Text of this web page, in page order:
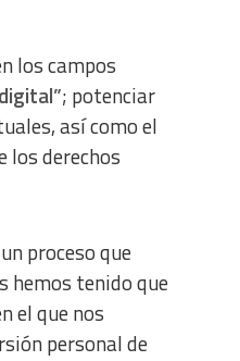
los campos
; potenciar
así como el
los derechos
proceso que
hemos tenido que
el que nos
personal de